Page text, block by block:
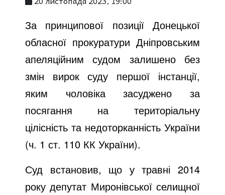
За принципової позиції Донецької
обласної прокуратури Дніпровським
апеляційним судом залишено без
змін вирок суду першої інстанції,
яким чоловіка засуджено за
посягання на територіальну
цілісність та недоторканність України
(ч. 1 ст. 110 КК України).
Суд встановив, що у травні 2014
року депутат Миронівської селищної